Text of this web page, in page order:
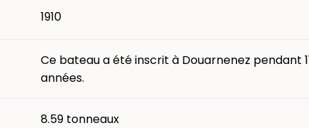
1910
Ce bateau a été inscrit à Douarnenez pendant
années.
8.59 tonneaux